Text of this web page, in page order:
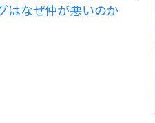
はなぜ仲が悪いのか